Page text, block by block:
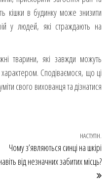
кішки в будинку може знизити
у людей, які страждають на
тварини, які завжди можуть
Сподіваємося, що ці
свого вихованця та дізнатися
НАСТУПН.
Чому з’являються синці на шкірі
від незначних забитих місць?